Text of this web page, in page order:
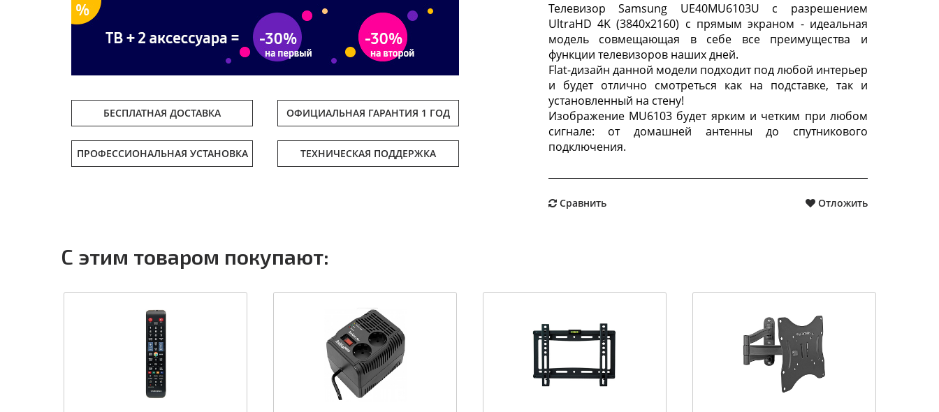
БЕСПЛАТНАЯ ДОСТАВКА ОФИЦИАЛЬНАЯ ГАРАНТИЯ 1 ГОД
ТЕХНИЧЕСКАЯ ПОДДЕРЖКА
ПРОФЕССИОНАЛЬНАЯ УСТАНОВКА
Телевизор Samsung UE40MU6103U с разрешением
UltraHD 4K (3840x2160) с прямым экраном - идеальная
модель совмещающая в себе все преимущества и
функции телевизоров наших дней.
Flat-дизайн данной модели подходит под любой интерьер
и будет отлично смотреться как на подставке, так и
установленный на стену!
Изображение MU6103 будет ярким и четким при любом
сигнале: от домашней антенны до спутникового
подключения.
Сравнить Отложить
С этим товаром покупают: